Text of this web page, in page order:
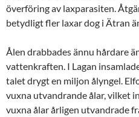
överföring av laxparasiten.
betydligt fler laxar dog i Ätran
Ålen drabbades ännu hårdare
vattenkraften. I Lagan
talet drygt en miljon ålyngel.
vuxna utvandrande ålar, vilket
vuxna ålar årligen utvandrade